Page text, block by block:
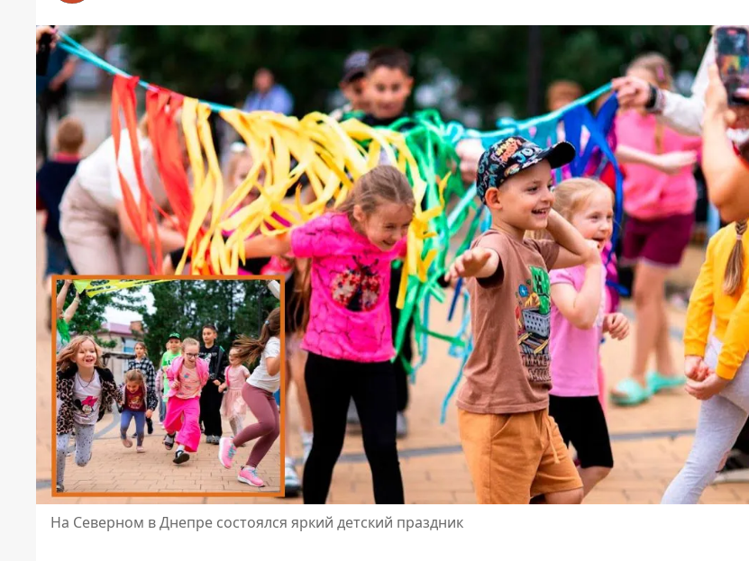
На Северном в Днепре состоялся яркий детский праздник